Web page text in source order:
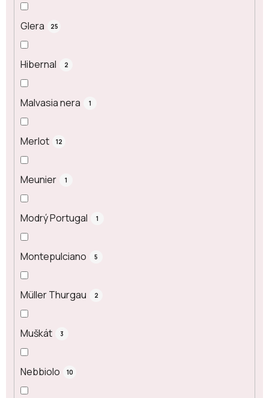
Glera 25
Hibernal 2
Malvasia nera 1
Merlot 12
Meunier 1
Modrý Portugal 1
Montepulciano 5
Müller Thurgau 2
Muškát 3
Nebbiolo 10